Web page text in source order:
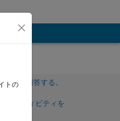
問に回答する。
アクティビティを
トの